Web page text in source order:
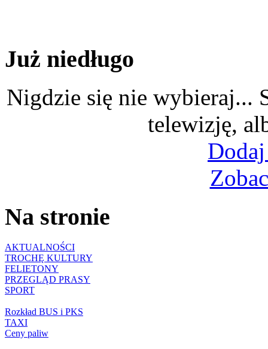
Już niedługo
Nigdzie się nie wybieraj...
telewizję,
Na stronie
AKTUALNOŚCI
TROCHĘ KULTURY
FELIETONY
PRZEGLĄD PRASY
SPORT
Rozkład BUS i PKS
TAXI
Ceny paliw